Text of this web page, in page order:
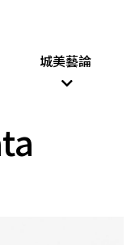
城美藝論